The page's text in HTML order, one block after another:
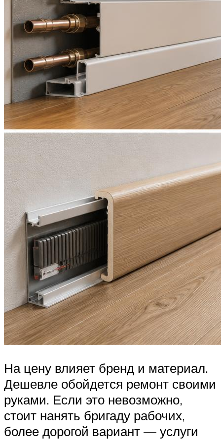
На цену влияет бренд и материал.
Дешевле обойдется ремонт своими
руками. Если это невозможно,
стоит нанять бригаду рабочих,
более дорогой вариант — услуги